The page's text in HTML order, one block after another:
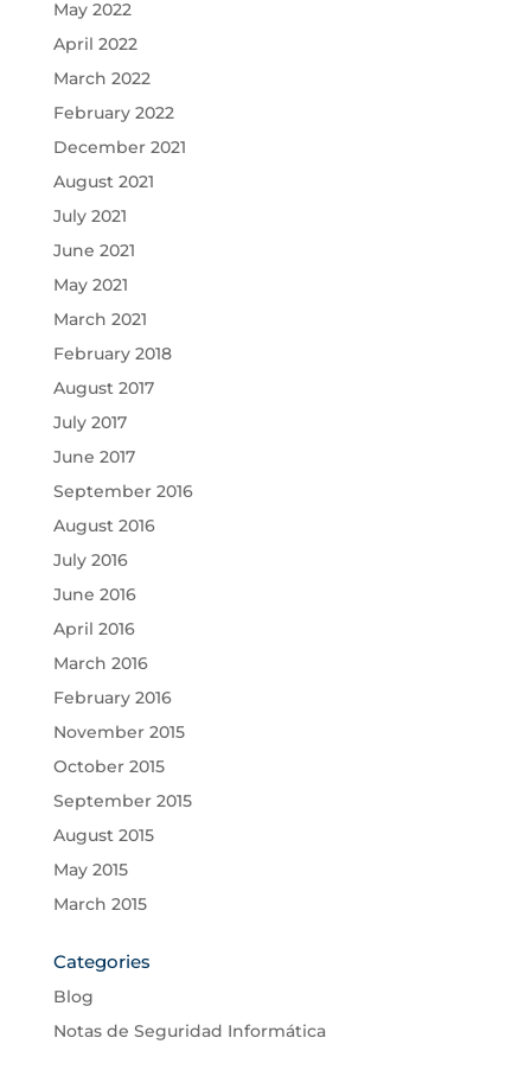
May 2022
April 2022
March 2022
February 2022
December 2021
August 2021
July 2021
June 2021
May 2021
March 2021
February 2018
August 2017
July 2017
June 2017
September 2016
August 2016
July 2016
June 2016
April 2016
March 2016
February 2016
November 2015
October 2015
September 2015
August 2015
May 2015
March 2015
Categories
Blog
Notas de Seguridad Informática